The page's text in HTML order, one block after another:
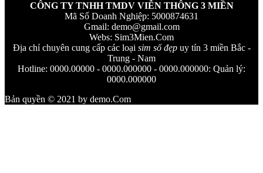
CÔNG TY TNHH TMDV VIỄN THÔNG 3 MIỀN
Mã Số Doanh Nghiệp: 5000874631
Gmail: demo@gmail.com
Webs: Sim3Mien.Com
Địa chỉ chuyên cung cấp các loại sim số đẹpuy tín 3 miền Bắc -
Trung - Nam
Hotline: 0000.00000 - 0000.000000 - 0000.000000: Quản lý:
0000.000000
Bản quyền © 2021 by demo.Com